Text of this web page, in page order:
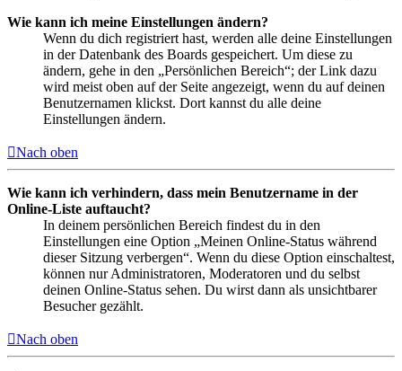
Wie kann ich meine Einstellungen ändern?
Wenn du dich registriert hast, werden alle deine Einstellungen
in der Datenbank des Boards gespeichert. Um diese zu
ändern, gehe in den „Persönlichen Bereich“; der Link dazu
wird meist oben auf der Seite angezeigt, wenn du auf deinen
Benutzernamen klickst. Dort kannst du alle deine
Einstellungen ändern.
Nach oben
Wie kann ich verhindern, dass mein Benutzername in der
Online-Liste auftaucht?
In deinem persönlichen Bereich findest du in den
Einstellungen eine Option „Meinen Online-Status während
dieser Sitzung verbergen“. Wenn du diese Option einschaltest,
können nur Administratoren, Moderatoren und du selbst
deinen Online-Status sehen. Du wirst dann als unsichtbarer
Besucher gezählt.
Nach oben